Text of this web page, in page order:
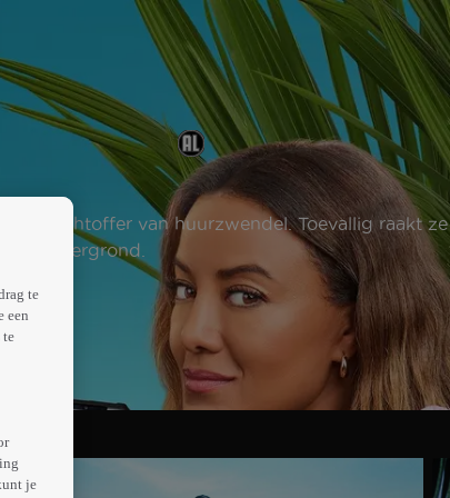
slachtoffer van huurzwendel. Toevallig raakt ze
achtergrond.
te
een
te
je